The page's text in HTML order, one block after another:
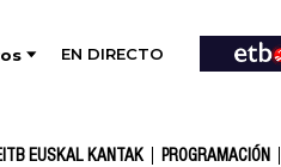
EN DIRECTO
EUSKAL KANTAK PROGRAMACIÓN